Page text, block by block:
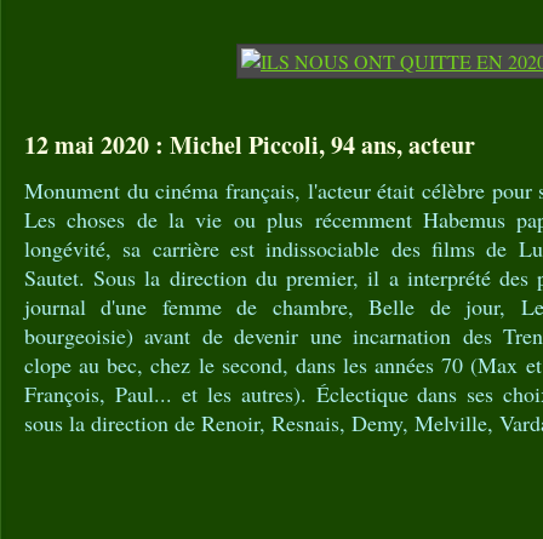
12 mai 2020 : Michel Piccoli, 94 ans, acteur
Monument du cinéma français, l'acteur était célèbre pour
Les choses de la vie ou plus récemment Habemus
longévité, sa carrière est indissociable des films de
Sautet. Sous la direction du premier, il a interprété des
journal d'une femme de chambre, Belle de jour,
bourgeoisie) avant de devenir une incarnation des
clope au bec, chez le second, dans les années 70 (Max
François, Paul... et les autres). Éclectique dans ses
sous la direction de Renoir, Resnais, Demy, Melville,